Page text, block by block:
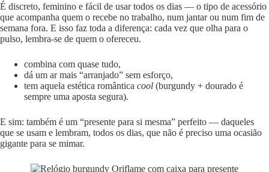
É discreto, feminino e fácil de usar todos os dias — o tipo de acessório
que acompanha quem o recebe no trabalho, num jantar ou num fim de
semana fora. E isso faz toda a diferença: cada vez que olha para o
pulso, lembra-se de quem o ofereceu.
combina com quase tudo,
dá um ar mais “arranjado” sem esforço,
tem aquela estética romântica cool (burgundy + dourado é
sempre uma aposta segura).
E sim: também é um “presente para si mesma” perfeito — daqueles
que se usam e lembram, todos os dias, que não é preciso uma ocasião
gigante para se mimar.